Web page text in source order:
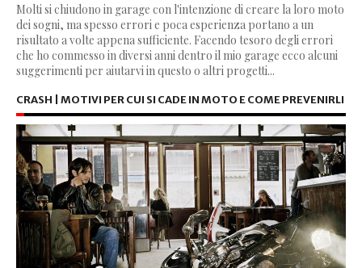
Molti si chiudono in garage con l'intenzione di creare la loro moto
dei sogni, ma spesso errori e poca esperienza portano a un
risultato a volte appena sufficiente. Facendo tesoro degli errori
che ho commesso in diversi anni dentro il mio garage ecco alcuni
suggerimenti per aiutarvi in questo o altri progetti...
CRASH | MOTIVI PER CUI SI CADE IN MOTO E COME PREVENIRLI